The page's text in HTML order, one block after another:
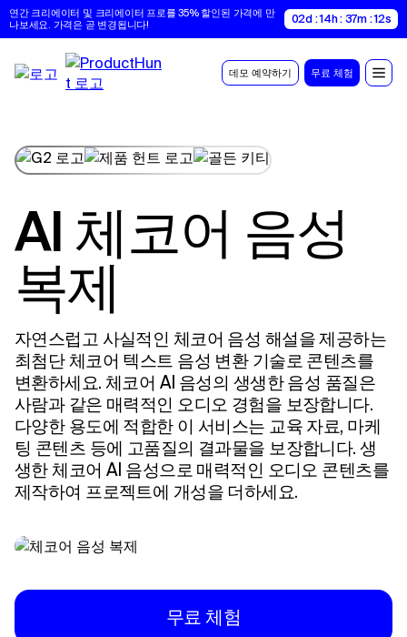
연간 크리에이터 및 크리에이터 프로를 35% 할인된 가격에 만
나보세요. 가격은 곧 변경됩니다!
02d : 14h : 37m : 11s
데모 예약하기 무료 체험
AI 체코어 음성
복제
자연스럽고 사실적인 체코어 음성 해설을 제공하는
최첨단 체코어 텍스트 음성 변환 기술로 콘텐츠를
변환하세요. 체코어 AI 음성의 생생한 음성 품질은
사람과 같은 매력적인 오디오 경험을 보장합니다.
다양한 용도에 적합한 이 서비스는 교육 자료, 마케
팅 콘텐츠 등에 고품질의 결과물을 보장합니다. 생
생한 체코어 AI 음성으로 매력적인 오디오 콘텐츠를
제작하여 프로젝트에 개성을 더하세요.
무료 체험